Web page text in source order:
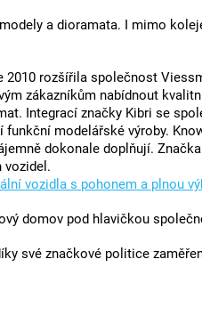
a dioramata. I mimo
2010 rozšířila společnost
zákazníkům nabídnout
Integrací značky Kibri se
modelářské výroby.
dokonale doplňují.
vozidel.
vozidla s pohonem a plnou
domov pod hlavičkou
své značkové politice